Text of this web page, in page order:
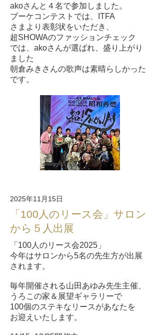
akoさんと４名で参加しました。
ブーケコンテストでは、ITFA
さまより表彰状をいただき、
超SHOWAのファッションチェック
では、akoさんが選ばれ、盛り上がり
ました
朝倉みきさんの歌声は素晴らしかった
です。
2025年11月15日
「100人のリース会」サロン
から５人出展
「100人のリース会2025」
今年はサロンから5名の先生方が出展
されます。
毎年開催される山田あゆみ先生主催、
うろこの家＆展望ギャラリーで
100個のステキなリースがあなたを
お迎えいたします。